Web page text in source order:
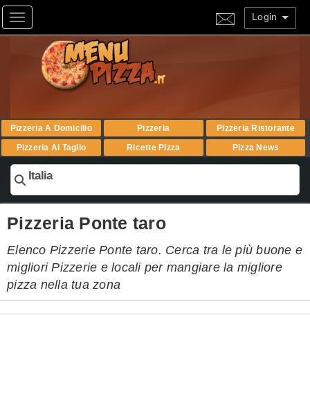
Toggle navigation Login
Pizzeria A Domicilio Pizzeria
Pizzeria Ristorante
Pizzeria Al Taglio
Ricette Pizza Pizza News
Italia
Pizzeria Ponte taro
Elenco Pizzerie Ponte taro. Cerca tra le più buone e
migliori Pizzerie e locali per mangiare la migliore
pizza nella tua zona